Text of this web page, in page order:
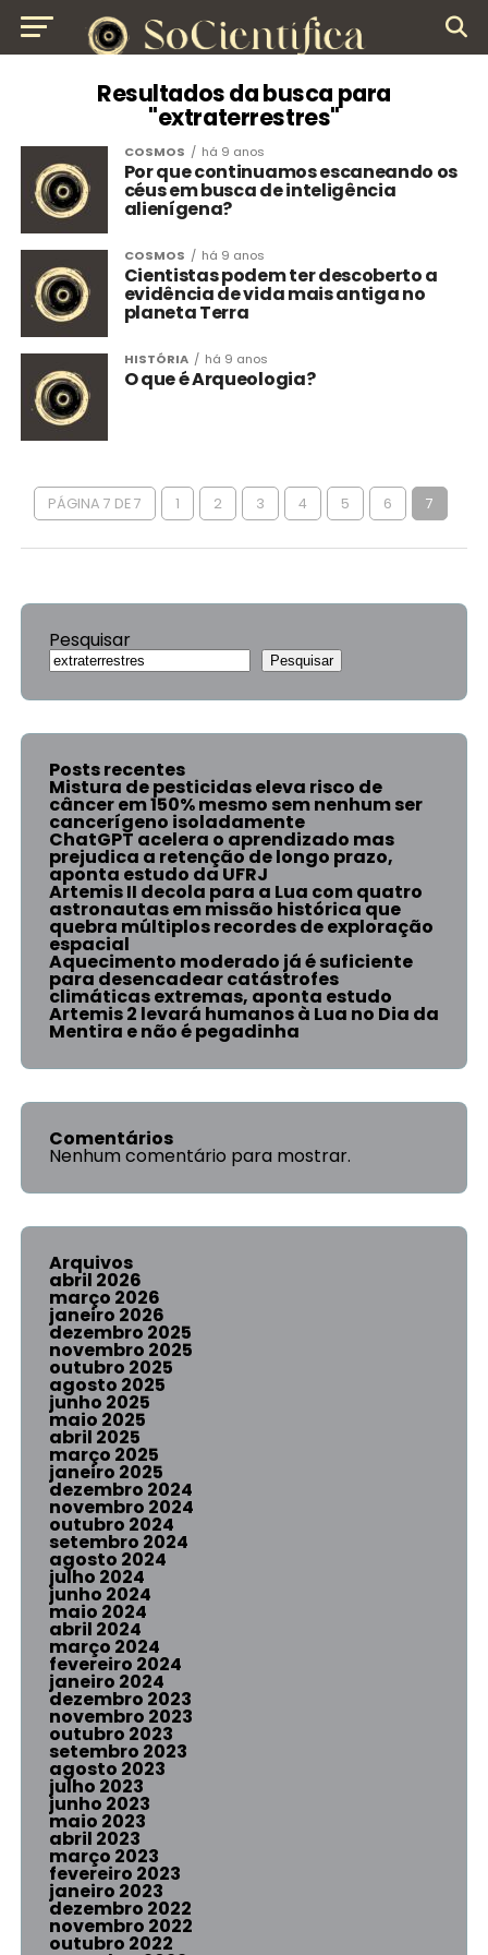
Resultados da busca para
"extraterrestres"
COSMOS há 9 anos
Por que continuamos escaneando os
céus em busca de inteligência
alienígena?
COSMOS há 9 anos
Cientistas podem ter descoberto a
evidência de vida mais antiga no
planeta Terra
HISTÓRIA há 9 anos
O que é Arqueologia?
PÁGINA 7 DE 7 1 2 3 4 5 6 7
Pesquisar
Pesquisar
Posts recentes
Mistura de pesticidas eleva risco de
câncer em 150% mesmo sem nenhum ser
cancerígeno isoladamente
ChatGPT acelera o aprendizado mas
prejudica a retenção de longo prazo,
aponta estudo da UFRJ
Artemis II decola para a Lua com quatro
astronautas em missão histórica que
quebra múltiplos recordes de exploração
espacial
Aquecimento moderado já é suficiente
para desencadear catástrofes
climáticas extremas, aponta estudo
Artemis 2 levará humanos à Lua no Dia da
Mentira e não é pegadinha
Comentários
Nenhum comentário para mostrar.
Arquivos
abril 2026
março 2026
janeiro 2026
dezembro 2025
novembro 2025
outubro 2025
agosto 2025
junho 2025
maio 2025
abril 2025
março 2025
janeiro 2025
dezembro 2024
novembro 2024
outubro 2024
setembro 2024
agosto 2024
julho 2024
junho 2024
maio 2024
abril 2024
março 2024
fevereiro 2024
janeiro 2024
dezembro 2023
novembro 2023
outubro 2023
setembro 2023
agosto 2023
julho 2023
junho 2023
maio 2023
abril 2023
março 2023
fevereiro 2023
janeiro 2023
dezembro 2022
novembro 2022
outubro 2022